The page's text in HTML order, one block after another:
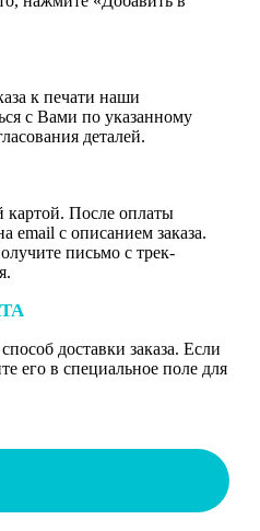
к печати наши
с Вами по указанному
деталей.
картой. После оплаты
email с описанием заказа.
письмо с трек-
доставки заказа. Если
его в специальное поле для